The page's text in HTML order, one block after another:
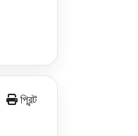
প্রিন্ট